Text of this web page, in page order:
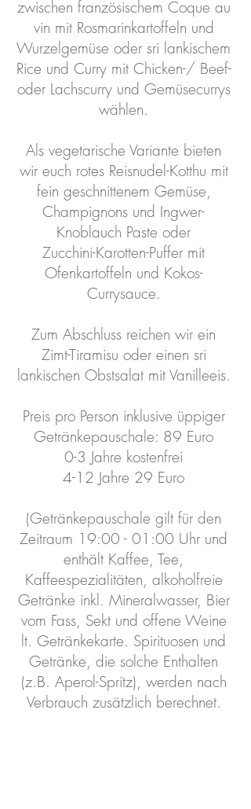
zwischen französischem Coque au
vin mit Rosmarinkartoffeln und
Wurzelgemüse oder sri lankischem
Rice und Curry mit Chicken-/ Beef-
oder Lachscurry und Gemüsecurrys
wählen.
Als vegetarische Variante bieten
wir euch rotes Reisnudel-Kotthu mit
fein geschnittenem Gemüse,
Champignons und Ingwer-
Knoblauch Paste oder
Zucchini-Karotten-Puffer mit
Ofenkartoffeln und Kokos-
Currysauce.
Zum Abschluss reichen wir ein
Zimt-Tiramisu oder einen sri
lankischen Obstsalat mit Vanilleeis.
Preis pro Person inklusive üppiger
Getränkepauschale: 89 Euro
0-3 Jahre kostenfrei
4-12 Jahre 29 Euro
(Getränkepauschale gilt für den
Zeitraum 19:00 - 01:00 Uhr und
enthält Kaffee, Tee,
Kaffeespezialitäten, alkoholfreie
Getränke inkl. Mineralwasser, Bier
vom Fass, Sekt und offene Weine
lt. Getränkekarte. Spirituosen und
Getränke, die solche Enthalten
(z.B. Aperol-Spritz), werden nach
Verbrauch zusätzlich berechnet.